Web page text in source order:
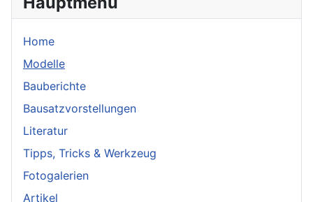
Home
Modelle
Bauberichte
Bausatzvorstellungen
Literatur
Tipps, Tricks & Werkzeug
Fotogalerien
Artikel